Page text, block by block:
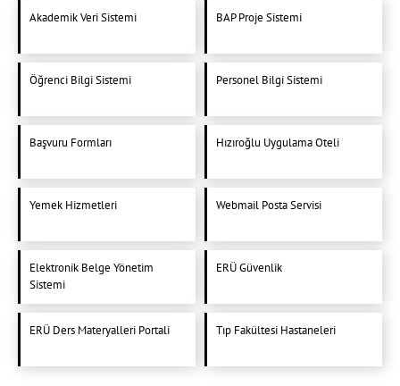
Akademik Veri Sistemi BAP Proje Sistemi
Öğrenci Bilgi Sistemi Personel Bilgi Sistemi
Başvuru Formları Hızıroğlu Uygulama Oteli
Yemek Hizmetleri Webmail Posta Servisi
Elektronik Belge Yönetim
Sistemi
ERÜ Güvenlik
ERÜ Ders Materyalleri Portali Tıp Fakültesi Hastaneleri